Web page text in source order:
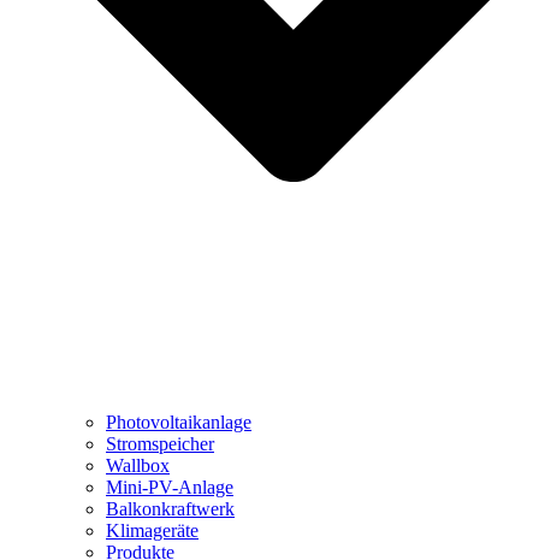
Photovoltaikanlage
Stromspeicher
Wallbox
Mini-PV-Anlage
Balkonkraftwerk
Klimageräte
Produkte